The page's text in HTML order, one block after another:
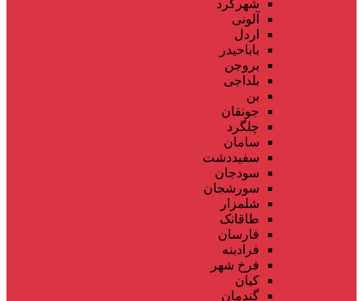
شهرکرد
آلونی
اردل
باباحیدر
بروجن
بلداجی
بن
جونقان
چلگرد
سامان
سفیددشت
سودجان
سورشجان
شلمزار
طاقانک
فارسان
فرادبنه
فرخ شهر
کیان
گندمان